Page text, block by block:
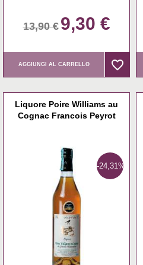
13,90 € 9,30 €
AGGIUNGI AL CARRELLO favorite_border
favorite_border
Liquore Poire Williams au
Cognac Francois Peyrot
-24,31%